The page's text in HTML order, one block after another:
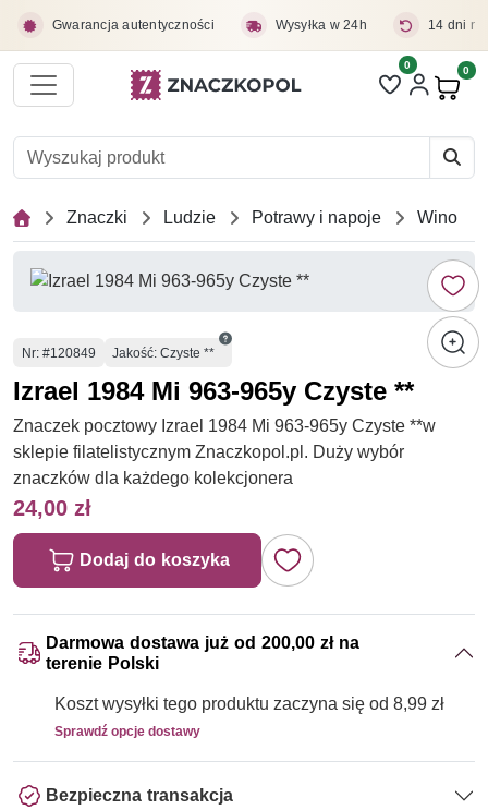
Gwarancja autentyczności Wysyłka w 24h 14 dni
Liczba pozycji
0 0
Znaczki Ludzie Potrawy i napoje Wino
Numer
Nr: #120849 Jakość: Czyste **
Izrael 1984 Mi 963-965y Czyste **
Znaczek pocztowy Izrael 1984 Mi 963-965y Czyste **w
sklepie filatelistycznym Znaczkopol.pl. Duży wybór
znaczków dla każdego kolekcjonera
24,00 zł
Dodaj do koszyka
Darmowa dostawa już od 200,00 zł na
terenie Polski
Koszt wysyłki tego produktu zaczyna się od 8,99 zł
Sprawdź opcje dostawy
Bezpieczna transakcja